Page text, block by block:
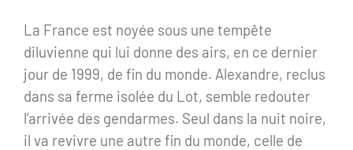
La France est noyée sous une tempête
diluvienne qui lui donne des airs, en ce dernier
jour de 1999, de fin du monde. Alexandre, reclus
dans sa ferme isolée du Lot, semble redouter
l’arrivée des gendarmes. Seul dans la nuit noire,
il va revivre une autre fin du monde, celle de